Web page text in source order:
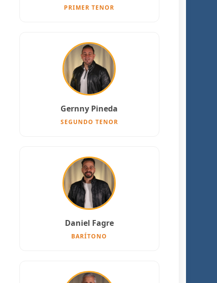
PRIMER TENOR
Gernny Pineda
SEGUNDO TENOR
Daniel Fagre
BARÍTONO